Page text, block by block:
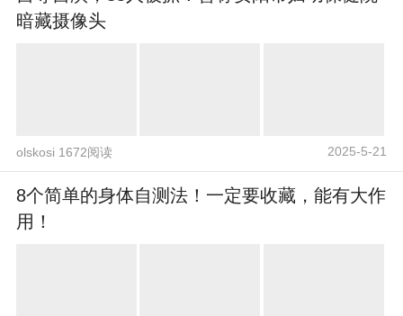
暗藏摄像头
olskosi 1672阅读 2025-5-21
8个简单的身体自测法！一定要收藏，能有大作
用！